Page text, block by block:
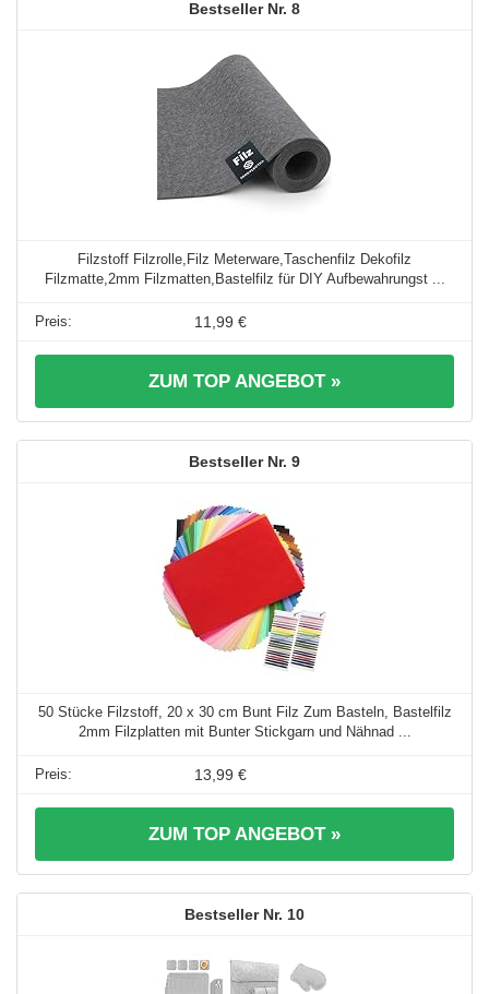
8
Filzstoff Filzrolle,Filz Meterware,Taschenfilz Dekofilz
Filzmatte,2mm Filzmatten,Bastelfilz für DIY Aufbewahrungst ...
11,99 €
ZUM TOP ANGEBOT »
9
50 Stücke Filzstoff, 20 x 30 cm Bunt Filz Zum Basteln, Bastelfilz
2mm Filzplatten mit Bunter Stickgarn und Nähnad ...
13,99 €
ZUM TOP ANGEBOT »
10